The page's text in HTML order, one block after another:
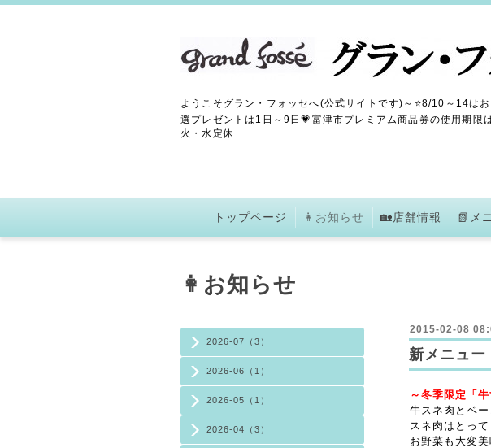
ようこそグラン・フォッセへ(公式サイトです)～⭐8/10～14は
選プレゼントは1日～9日💗富津市プレミアム商品券の使用期
火・水定休
トップページ 👩お知らせ 🏡店舗情報 📗メ
2026-07（3）
2026-06（1）
2026-05（1）
2026-04（3）
👩お知らせ
2015-02-08
新メニュー
～冬季限定「
牛スネ肉とベ
スネ肉はとっ
お野菜も大変美